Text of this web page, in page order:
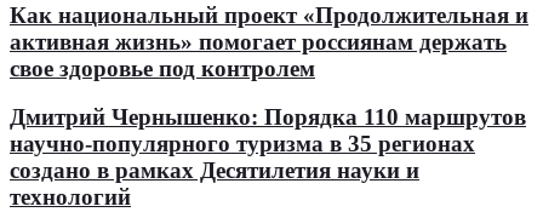
Как национальный проект «Продолжительная и
активная жизнь» помогает россиянам держать
свое здоровье под контролем
Дмитрий Чернышенко: Порядка 110 маршрутов
научно-популярного туризма в 35 регионах
создано в рамках Десятилетия науки и
технологий